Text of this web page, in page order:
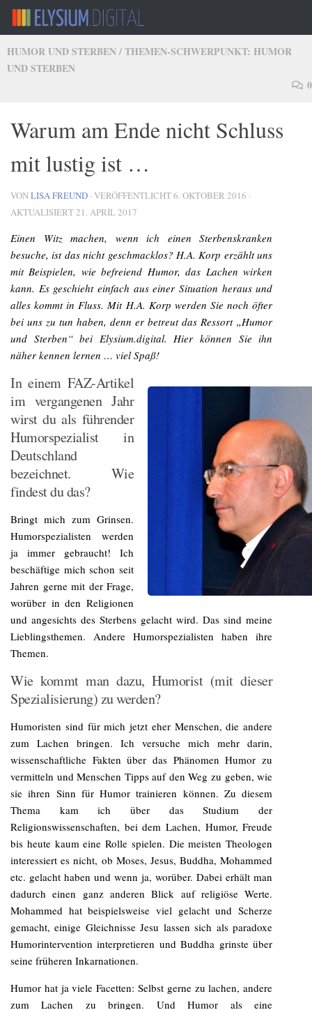
Zum Inhalt springen
HUMOR UND STERBEN/THEMEN-SCHWERPUNKT: HUMOR
UND STERBEN
0
Warum am Ende nicht Schluss
mit lustig ist …
VONLISA FREUND · VERÖFFENTLICHT6. OKTOBER 2016 ·
AKTUALISIERT21. APRIL 2017
Einen Witz machen, wenn ich einen Sterbenskranken
besuche, ist das nicht geschmacklos? H.A. Korp erzählt uns
mit Beispielen, wie befreiend Humor, das Lachen wirken
kann. Es geschieht einfach aus einer Situation heraus und
alles kommt in Fluss. Mit H.A. Korp werden Sie noch öfter
bei uns zu tun haben, denn er betreut das Ressort „Humor
und Sterben“ bei Elysium.digital. Hier können Sie ihn
näher kennen lernen … viel Spaß!
In einem FAZ-Artikel
im vergangenen Jahr
wirst du als führender
Humorspezialist in
Deutschland
bezeichnet. Wie
findest du das?
Bringt mich zum Grinsen.
Humorspezialisten werden
ja immer gebraucht! Ich
beschäftige mich schon seit
Jahren gerne mit der Frage,
worüber in den Religionen
und angesichts des Sterbens gelacht wird. Das sind meine
Lieblingsthemen. Andere Humorspezialisten haben ihre
Themen.
Wie kommt man dazu, Humorist (mit dieser
Spezialisierung) zu werden?
Humoristen sind für mich jetzt eher Menschen, die andere
zum Lachen bringen. Ich versuche mich mehr darin,
wissenschaftliche Fakten über das Phänomen Humor zu
vermitteln und Menschen Tipps auf den Weg zu geben, wie
sie ihren Sinn für Humor trainieren können. Zu diesem
Thema kam ich über das Studium der
Religionswissenschaften, bei dem Lachen, Humor, Freude
bis heute kaum eine Rolle spielen. Die meisten Theologen
interessiert es nicht, ob Moses, Jesus, Buddha, Mohammed
etc. gelacht haben und wenn ja, worüber. Dabei erhält man
dadurch einen ganz anderen Blick auf religiöse Werte.
Mohammed hat beispielsweise viel gelacht und Scherze
gemacht, einige Gleichnisse Jesu lassen sich als paradoxe
Humorintervention interpretieren und Buddha grinste über
seine früheren Inkarnationen.
Humor hat ja viele Facetten: Selbst gerne zu lachen, andere
zum Lachen zu bringen. Und Humor als eine